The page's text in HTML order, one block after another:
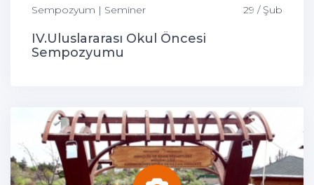
Sempozyum | Seminer 29 / Şub
IV.Uluslararası Okul Öncesi
Sempozyumu